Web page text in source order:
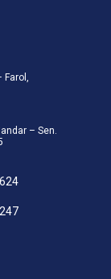
Farol,
– Sen.